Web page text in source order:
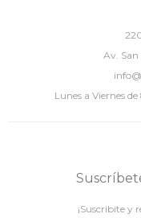
Av.
Lunes a Viernes
¡Suscribite y